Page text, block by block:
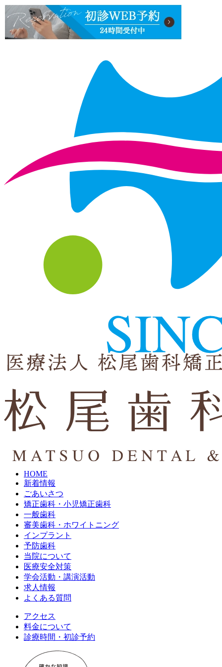
HOME
新着情報
ごあいさつ
矯正歯科・小児矯正歯科
一般歯科
審美歯科・ホワイトニング
インプラント
予防歯科
当院について
医療安全対策
学会活動・講演活動
求人情報
よくある質問
アクセス
料金について
診療時間・初診予約